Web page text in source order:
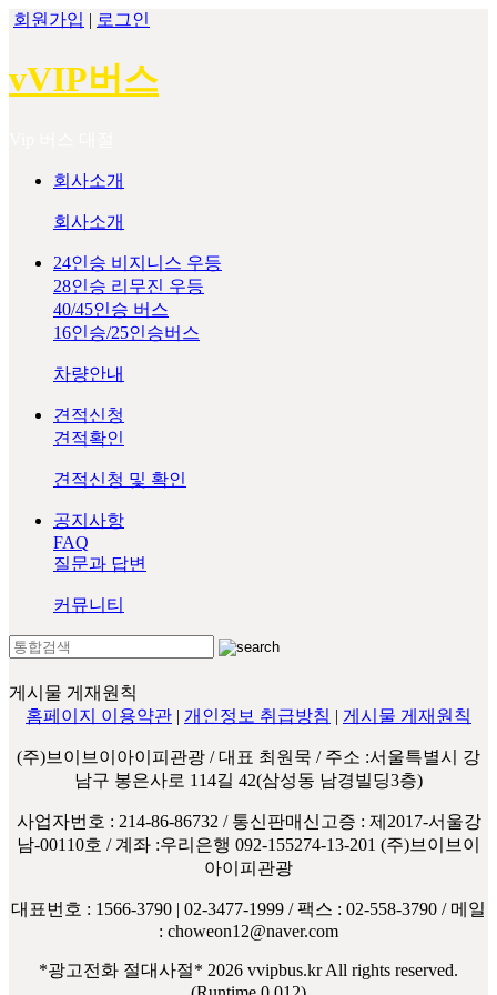
회원가입 | 로그인
vVIP버스
회사소개
회사소개
24인승 비지니스 우등
28인승 리무진 우등
40/45인승 버스
16인승/25인승버스
차량안내
견적신청
견적확인
견적신청 및 확인
공지사항
FAQ
질문과 답변
커뮤니티
게시물 게재원칙
홈페이지 이용약관 | 개인정보 취급방침 | 게시물 게재원칙
(주)브이브이아이피관광 / 대표 최원묵 / 주소 :서울특별시 강
남구 봉은사로 114길 42(삼성동 남경빌딩3층)
사업자번호 : 214-86-86732 / 통신판매신고증 : 제2017-서울강
남-00110호 / 계좌 :우리은행 092-155274-13-201 (주)브이브이
아이피관광
대표번호 : 1566-3790 | 02-3477-1999 / 팩스 : 02-558-3790 / 메일
: choweon12@naver.com
*광고전화 절대사절* 2026 vvipbus.kr All rights reserved.